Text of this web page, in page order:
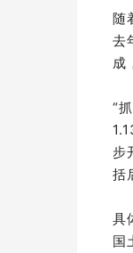
随
去
成
“
步
括
具
国